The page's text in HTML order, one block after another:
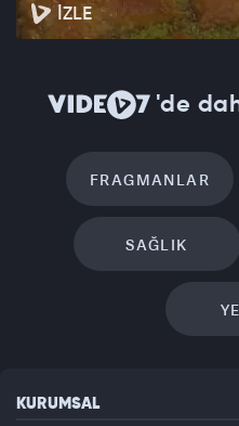
İZLE
'de
FRAGMANLAR
SAĞLIK
KURUMSAL